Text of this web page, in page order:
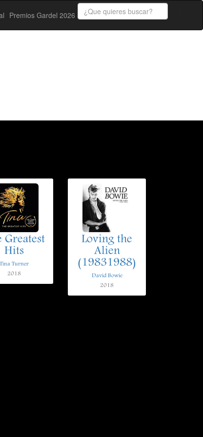
Premios Gardel 2026
Greatest
Hits
Tina Turner
2018
Loving the
Alien
(19831988)
David Bowie
2018